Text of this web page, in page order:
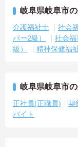
岐阜県岐阜市
介護福祉士 社会
パー2級）
社会
級）
精神保健福
岐阜県岐阜市
正社員(正職員) 契
バイト